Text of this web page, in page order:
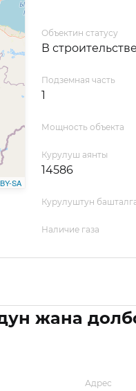
SA
Объектин статусу
В строительстве
Подземная часть
1
Мощность объекта
Курулуш аянты
14586
Курулуштун
Наличие газа
жана
Адрес